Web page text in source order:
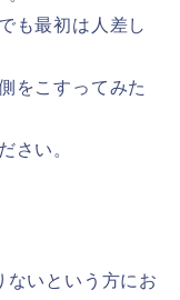
も最初は人差し
をこすってみた
さい。
ないという方にお